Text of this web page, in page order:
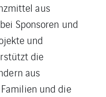
aus
Sponsoren und
und
die
aus
und die